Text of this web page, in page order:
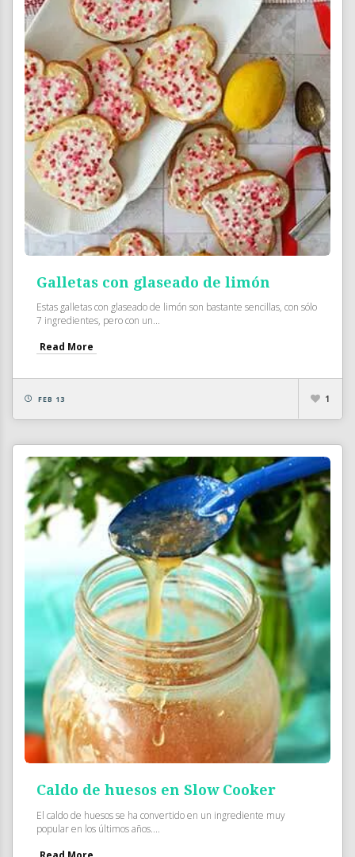
Galletas con glaseado de limón
Estas galletas con glaseado de limón son bastante sencillas, con sólo
7 ingredientes, pero con un...
Read More
FEB 13 1
Caldo de huesos en Slow Cooker
El caldo de huesos se ha convertido en un ingrediente muy
popular en los últimos años....